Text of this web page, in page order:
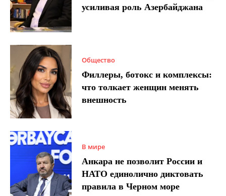
усиливая роль Азербайджана
Общество
Филлеры, ботокс и комплексы:
что толкает женщин менять
внешность
В мире
Анкара не позволит России и
НАТО единолично диктовать
правила в Черном море